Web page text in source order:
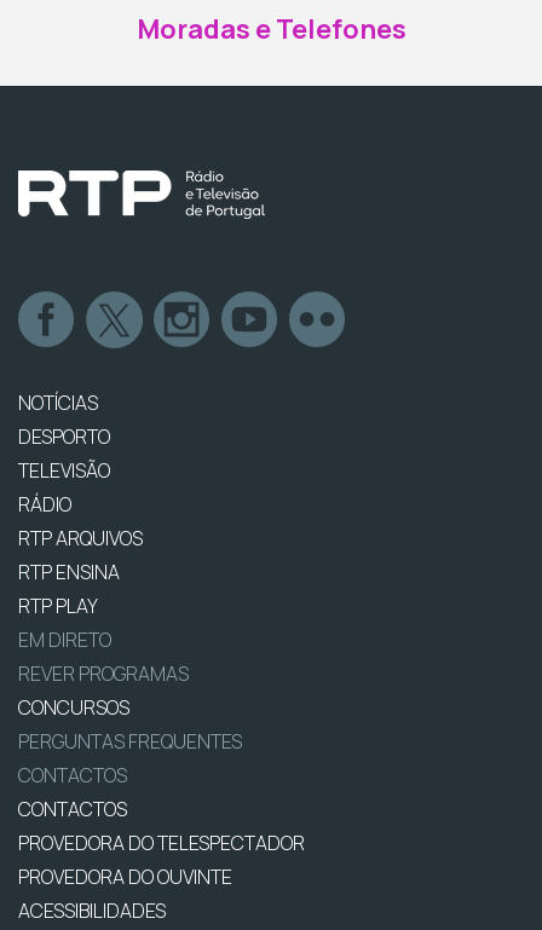
Moradas e Telefones
NOTÍCIAS
DESPORTO
TELEVISÃO
RÁDIO
RTP ARQUIVOS
RTP ENSINA
RTP PLAY
EM DIRETO
REVER PROGRAMAS
CONCURSOS
PERGUNTAS FREQUENTES
CONTACTOS
CONTACTOS
PROVEDORA DO TELESPECTADOR
PROVEDORA DO OUVINTE
ACESSIBILIDADES